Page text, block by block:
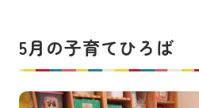
5月の子育てひろば